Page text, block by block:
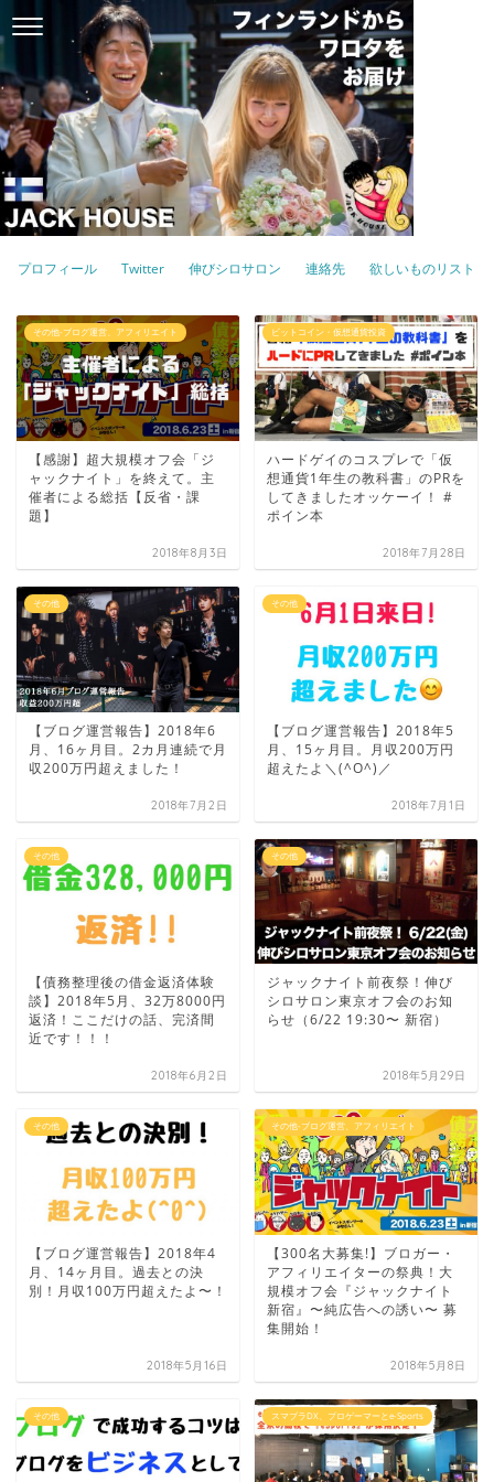
プロフィール Twitter 伸びシロサロン 連絡先 欲しいものリスト
その他-ブログ運営、アフィリエイト
【感謝】超大規模オフ会「ジ
ャックナイト」を終えて。主
催者による総括【反省・課
題】
2018年8月3日
ビットコイン・仮想通貨投資
ハードゲイのコスプレで「仮
想通貨1年生の教科書」のPRを
してきましたオッケーイ！ #
ポイン本
2018年7月28日
その他
【ブログ運営報告】2018年6
月、16ヶ月目。2カ月連続で月
収200万円超えました！
2018年7月2日
その他
【ブログ運営報告】2018年5
月、15ヶ月目。月収200万円
超えたよ＼(^O^)／
2018年7月1日
その他
【債務整理後の借金返済体験
談】2018年5月、32万8000円
返済！ここだけの話、完済間
近です！！！
2018年6月2日
その他
ジャックナイト前夜祭！伸び
シロサロン東京オフ会のお知
らせ（6/22 19:30〜 新宿）
2018年5月29日
その他
【ブログ運営報告】2018年4
月、14ヶ月目。過去との決
別！月収100万円超えたよ〜！
2018年5月16日
その他-ブログ運営、アフィリエイト
【300名大募集!】ブロガー・
アフィリエイターの祭典！大
規模オフ会『ジャックナイト
新宿』〜純広告への誘い〜 募
集開始！
2018年5月8日
その他 スマブラDX、プロゲーマーとe-Sports